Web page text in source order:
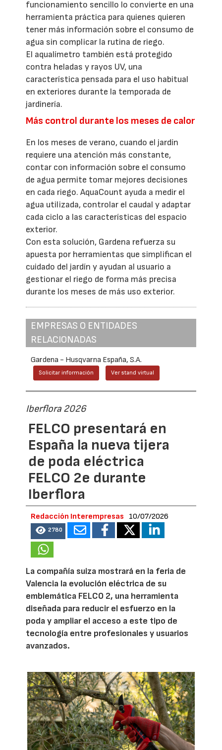
funcionamiento sencillo lo convierte en una
herramienta práctica para quienes quieren
tener más información sobre el consumo de
agua sin complicar la rutina de riego.
El aqualímetro también está protegido
contra heladas y rayos UV, una
característica pensada para el uso habitual
en exteriores durante la temporada de
jardinería.
Más control durante los meses de calor
En los meses de verano, cuando el jardín
requiere una atención más constante,
contar con información sobre el consumo
de agua permite tomar mejores decisiones
en cada riego. AquaCount ayuda a medir el
agua utilizada, controlar el caudal y adaptar
cada ciclo a las características del espacio
exterior.
Con esta solución, Gardena refuerza su
apuesta por herramientas que simplifican el
cuidado del jardín y ayudan al usuario a
gestionar el riego de forma más precisa
durante los meses de más uso exterior.
EMPRESAS O ENTIDADES
RELACIONADAS
Gardena - Husqvarna España, S.A.
Solicitar información Ver stand virtual
Iberflora 2026
FELCO presentará en
España la nueva tijera
de poda eléctrica
FELCO 2e durante
Iberflora
Redacción Interempresas 10/07/2026
2780
La compañía suiza mostrará en la feria de
Valencia la evolución eléctrica de su
emblemática FELCO 2, una herramienta
diseñada para reducir el esfuerzo en la
poda y ampliar el acceso a este tipo de
tecnología entre profesionales y usuarios
avanzados.